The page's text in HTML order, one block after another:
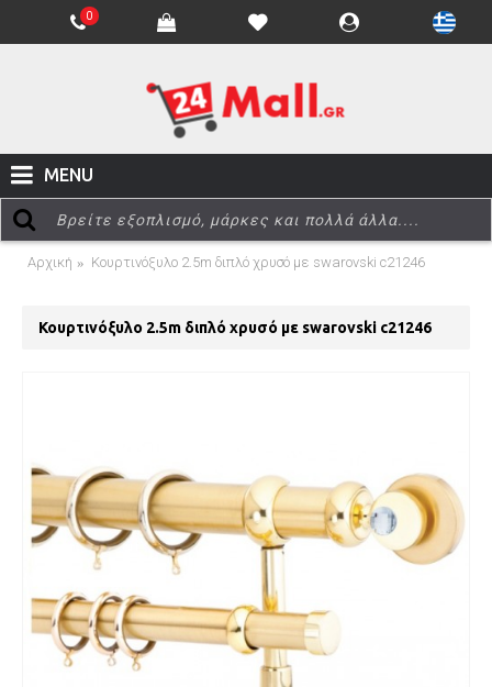
0
MENU
Αρχική Κουρτινόξυλο 2.5m διπλό χρυσό με swarovski c21246
Κουρτινόξυλο 2.5m διπλό χρυσό με swarovski c21246